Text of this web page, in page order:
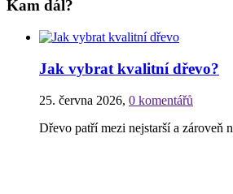
Kam dál?
Jak vybrat kvalitní dřevo?
25. června 2026, 0 komentářů
Dřevo patří mezi nejstarší a zároveň